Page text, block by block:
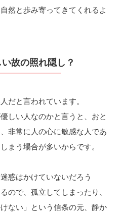
然と歩み寄ってきてくれるよ
故の照れ隠し？
だと言われています。
しい人なのかと言うと、おと
非常に人の心に敏感な人であ
まう場合が多いからです。
惑はかけていないだろう
ので、孤立してしまったり、
ない」という信条の元、静か